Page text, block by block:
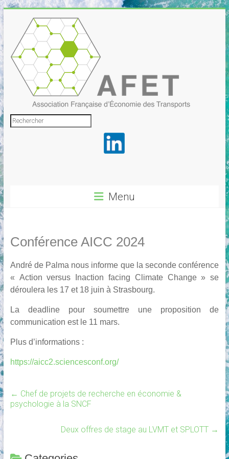
to
content
Association
Transports
Menu
Conférence AICC 2024
André de Palma nous informe que la seconde conférence
« Action versus Inaction facing Climate Change » se
déroulera les 17 et 18 juin à Strasbourg.
La deadline pour soumettre une proposition de
communication est le 11 mars.
Plus d’informations :
https://aicc2.sciencesconf.org/
← Chef de projets de recherche en économie &
psychologie à la SNCF
Deux offres de stage au LVMT et SPLOTT →